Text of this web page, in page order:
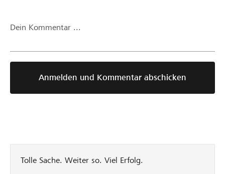
Dein Kommentar ...
Anmelden und Kommentar abschicken
Tolle Sache. Weiter so. Viel Erfolg.